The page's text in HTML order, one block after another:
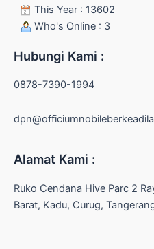
This Year : 13602
Who's Online : 3
Hubungi Kami :
0878-7390-1994
Alamat Kami :
Ruko Cendana Hive Parc 2
Barat, Kadu, Curug,